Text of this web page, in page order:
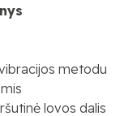
metodu
lovos dalis